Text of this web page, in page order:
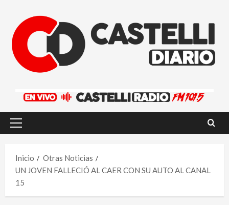
contenido
Menú
Inicio
Otras Noticias
UN JOVEN FALLECIÓ AL CAER CON SU AUTO AL CANAL
15